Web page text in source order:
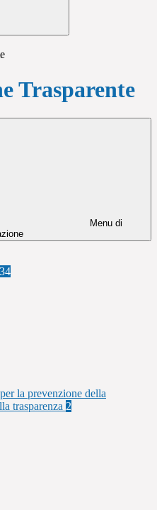
Trasparente
Menu di
34
la prevenzione della
trasparenza 2